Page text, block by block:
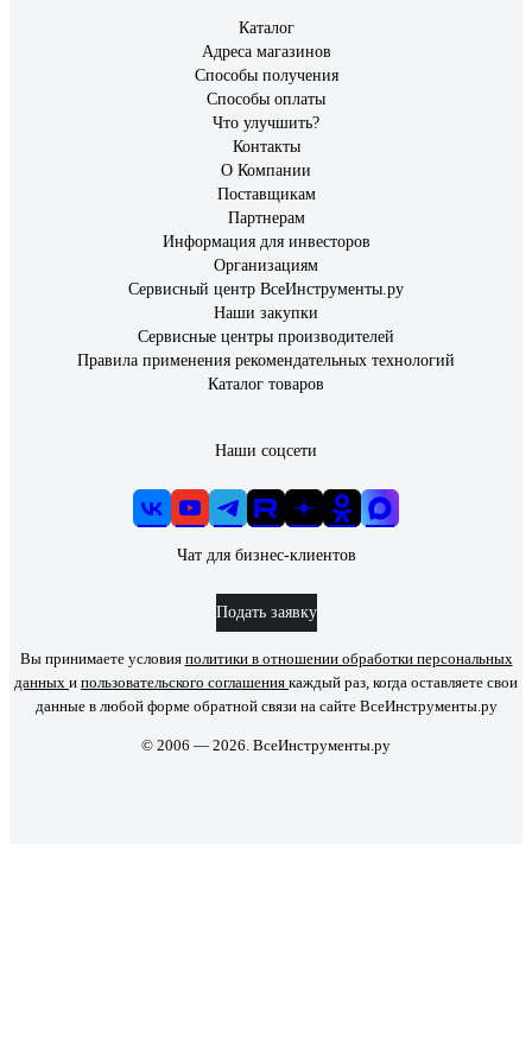
Каталог
Адреса магазинов
Способы получения
Способы оплаты
Что улучшить?
Контакты
О Компании
Поставщикам
Партнерам
Информация для инвесторов
Организациям
Сервисный центр ВсеИнструменты.ру
Наши закупки
Сервисные центры производителей
Правила применения рекомендательных технологий
Каталог товаров
Наши соцсети
Чат для бизнес-клиентов
Подать заявку
Вы принимаете условия политики в отношении обработки персональных
данных и пользовательского соглашения каждый раз, когда оставляете свои
данные в любой форме обратной связи на сайте ВсеИнструменты.ру
© 2006 — 2026. ВсеИнструменты.ру